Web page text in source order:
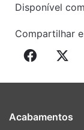
Disponível
Compartilhar
Acabamentos